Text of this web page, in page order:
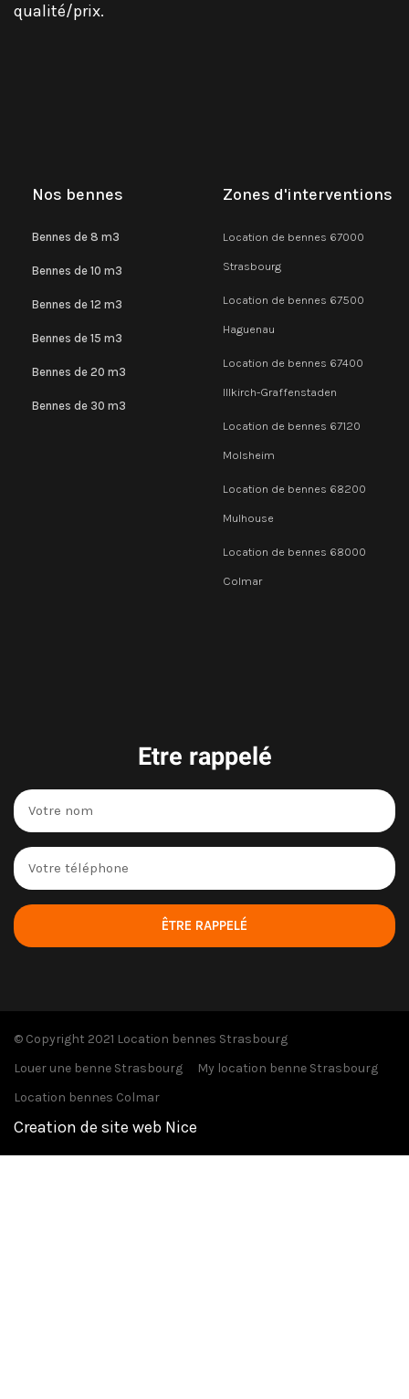
qualité/prix.
Nos bennes
Bennes de 8 m3
Bennes de 10 m3
Bennes de 12 m3
Bennes de 15 m3
Bennes de 20 m3
Bennes de 30 m3
Zones d'interventions
Location de bennes 67000
Strasbourg
Location de bennes 67500
Haguenau
Location de bennes 67400
Illkirch-Graffenstaden
Location de bennes 67120
Molsheim
Location de bennes 68200
Mulhouse
Location de bennes 68000
Colmar
Etre rappelé
ÊTRE RAPPELÉ
© Copyright 2021 Location bennes Strasbourg
Louer une benne Strasbourg
My location benne Strasbourg
Location bennes Colmar
Creation de site web Nice